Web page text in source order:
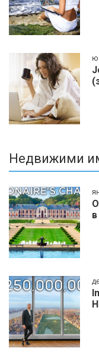
Недвижими